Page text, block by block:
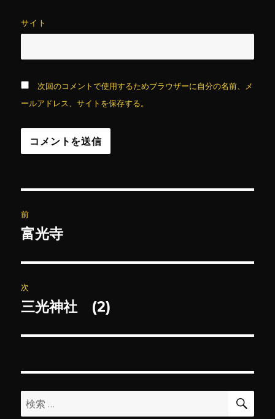
サイト
次回のコメントで使用するためブラウザーに自分の名前、メ
ールアドレス、サイトを保存する。
稿
ビ
ゲ
ー
ン
前
前
投
稿:
富光寺
次
次
投
三光神社 (2)
検
索:
検